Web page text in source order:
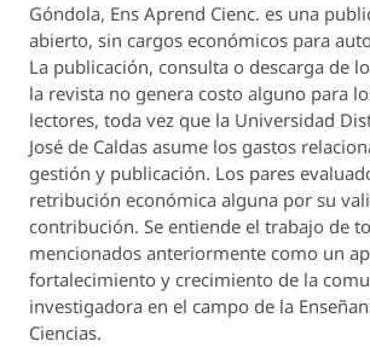
Góndola, Ens Aprend Cienc. es una
abierto, sin cargos económicos para
La publicación, consulta o descarga de
la revista no genera costo alguno para
lectores, toda vez que la Universidad
José de Caldas asume los gastos
gestión y publicación. Los pares
retribución económica alguna por su
contribución. Se entiende el trabajo de
mencionados anteriormente como un
fortalecimiento y crecimiento de la
investigadora en el campo de la
Ciencias.